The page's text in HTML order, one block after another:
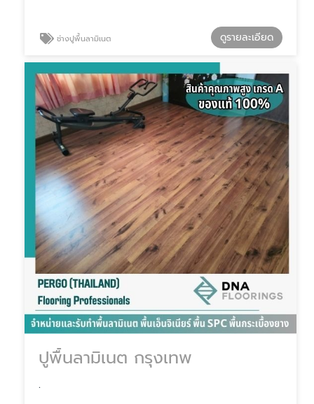
ช่างปูพื้นลามิเนต ดูรายละเอียด
ปูพื้นลามิเนต กรุงเทพ
.